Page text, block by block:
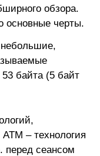
обзора.
основные черты.
байта (5 байт
– технология
перед сеансом